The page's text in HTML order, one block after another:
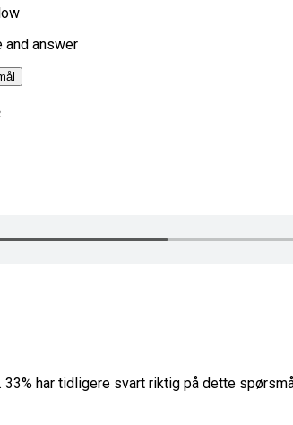
and answer
33% har tidligere svart riktig på dette